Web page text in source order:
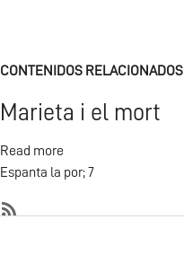
CONTENIDOS RELACIONADOS
Marieta i el mort
Read more
Marieta
el
Espanta la por; 7